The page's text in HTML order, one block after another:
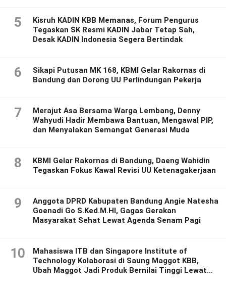
5
Kisruh KADIN KBB Memanas, Forum Pengurus
Tegaskan SK Resmi KADIN Jabar Tetap Sah,
Desak KADIN Indonesia Segera Bertindak
6
Sikapi Putusan MK 168, KBMI Gelar Rakornas di
Bandung dan Dorong UU Perlindungan Pekerja
7
Merajut Asa Bersama Warga Lembang, Denny
Wahyudi Hadir Membawa Bantuan, Mengawal PIP,
dan Menyalakan Semangat Generasi Muda
8
KBMI Gelar Rakornas di Bandung, Daeng Wahidin
Tegaskan Fokus Kawal Revisi UU Ketenagakerjaan
9
Anggota DPRD Kabupaten Bandung Angie Natesha
Goenadi Go S.Ked.M.HI, Gagas Gerakan
Masyarakat Sehat Lewat Agenda Senam Pagi
10
Mahasiswa ITB dan Singapore Institute of
Technology Kolaborasi di Saung Maggot KBB,
Ubah Maggot Jadi Produk Bernilai Tinggi Lewat